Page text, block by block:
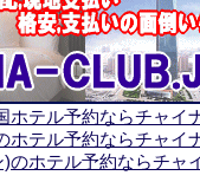
ホテル予約ならチャイ
ホテル予約ならチャイ
のホテル予約ならチャ